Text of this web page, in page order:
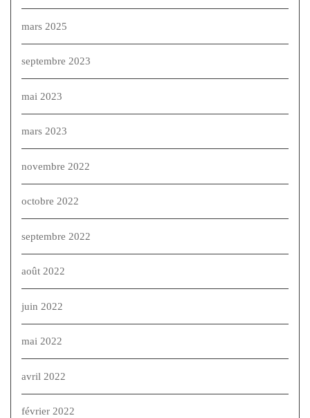
mars 2025
septembre 2023
mai 2023
mars 2023
novembre 2022
octobre 2022
septembre 2022
août 2022
juin 2022
mai 2022
avril 2022
février 2022